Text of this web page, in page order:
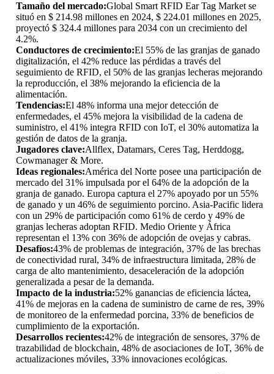
Tamaño del mercado:Global Smart RFID Ear Tag Market se
situó en $ 214.98 millones en 2024, $ 224.01 millones en 2025,
proyectó $ 324.4 millones para 2034 con un crecimiento del
4.2%.
Conductores de crecimiento:El 55% de las granjas de ganado
digitalización, el 42% reduce las pérdidas a través del
seguimiento de RFID, el 50% de las granjas lecheras mejorando
la reproducción, el 38% mejorando la eficiencia de la
alimentación.
Tendencias:El 48% informa una mejor detección de
enfermedades, el 45% mejora la visibilidad de la cadena de
suministro, el 41% integra RFID con IoT, el 30% automatiza la
gestión de datos de la granja.
Jugadores clave:Allflex, Datamars, Ceres Tag, Herddogg,
Cowmanager & More.
Ideas regionales:América del Norte posee una participación de
mercado del 31% impulsada por el 64% de la adopción de la
granja de ganado. Europa captura el 27% apoyado por un 55%
de ganado y un 46% de seguimiento porcino. Asia-Pacific lidera
con un 29% de participación como 61% de cerdo y 49% de
granjas lecheras adoptan RFID. Medio Oriente y África
representan el 13% con 36% de adopción de ovejas y cabras.
Desafíos:43% de problemas de integración, 37% de las brechas
de conectividad rural, 34% de infraestructura limitada, 28% de
carga de alto mantenimiento, desaceleración de la adopción
generalizada a pesar de la demanda.
Impacto de la industria:52% ganancias de eficiencia láctea,
41% de mejoras en la cadena de suministro de carne de res, 39%
de monitoreo de la enfermedad porcina, 33% de beneficios de
cumplimiento de la exportación.
Desarrollos recientes:42% de integración de sensores, 37% de
trazabilidad de blockchain, 48% de asociaciones de IoT, 36% de
actualizaciones móviles, 33% innovaciones ecológicas.